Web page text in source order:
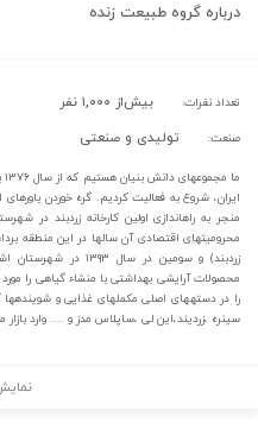
درباره گروه طبیعت زنده
تعداد نفرات: بیش‌از ۱,۰۰۰ نفر
صنعت: تولیدی و صنعتی
ایران، شروع به فعالیت کردیم. گره خوردن
منجر به راه­اندازی اولین کارخانه زردبند در
محرومیت­های اقتصادی آن سال­ها در این منطقه
زردبند) و سومین در سال
محصولات آرایشی بهداشتی با منشاء گیاهی را
را در دسته­های اصلی مکمل­های غذایی و
سینره ،زردیند،این لی ،ساپلاس مدز و .... وارد بازار